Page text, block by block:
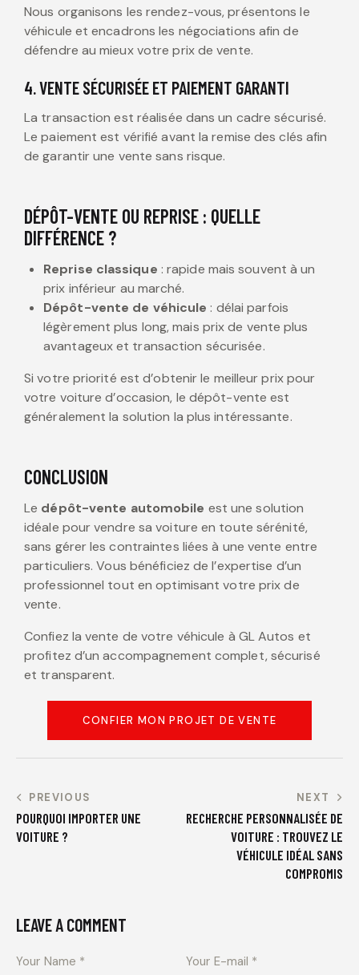
Nous organisons les rendez-vous, présentons le
véhicule et encadrons les négociations afin de
défendre au mieux votre prix de vente.
4. VENTE SÉCURISÉE ET PAIEMENT GARANTI
La transaction est réalisée dans un cadre sécurisé.
Le paiement est vérifié avant la remise des clés afin
de garantir une vente sans risque.
DÉPÔT-VENTE OU REPRISE : QUELLE
DIFFÉRENCE ?
Reprise classique : rapide mais souvent à un
prix inférieur au marché.
Dépôt-vente de véhicule : délai parfois
légèrement plus long, mais prix de vente plus
avantageux et transaction sécurisée.
Si votre priorité est d’obtenir le meilleur prix pour
votre voiture d’occasion, le dépôt-vente est
généralement la solution la plus intéressante.
CONCLUSION
Le dépôt-vente automobile est une solution
idéale pour vendre sa voiture en toute sérénité,
sans gérer les contraintes liées à une vente entre
particuliers. Vous bénéficiez de l’expertise d’un
professionnel tout en optimisant votre prix de
vente.
Confiez la vente de votre véhicule à GL Autos et
profitez d’un accompagnement complet, sécurisé
et transparent.
CONFIER MON PROJET DE VENTE
PREVIOUS
POURQUOI IMPORTER UNE
VOITURE ?
NEXT
RECHERCHE PERSONNALISÉE DE
VOITURE : TROUVEZ LE
VÉHICULE IDÉAL SANS
COMPROMIS
LEAVE A COMMENT